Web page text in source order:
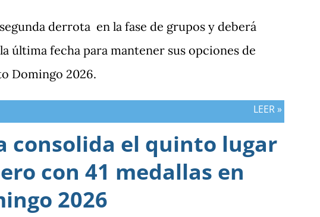
derrota en la fase de grupos y deberá
última fecha para mantener sus opciones de
Domingo 2026.
LEER »
consolida el quinto lugar
con 41 medallas en
2026